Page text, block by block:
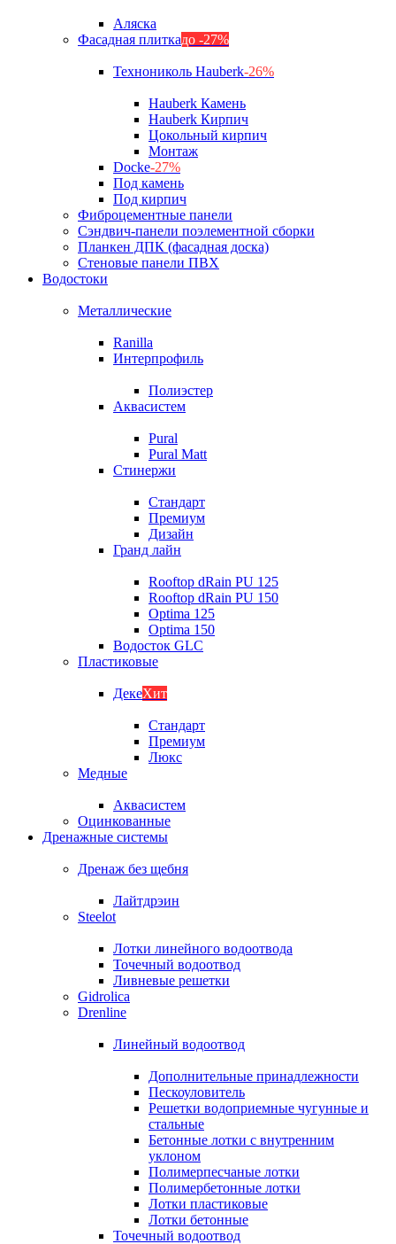
Аляска
Фасадная плиткадо -27%
Технониколь Hauberk-26%
Hauberk Камень
Hauberk Кирпич
Цокольный кирпич
Монтаж
Docke-27%
Под камень
Под кирпич
Фиброцементные панели
Сэндвич-панели поэлементной сборки
Планкен ДПК (фасадная доска)
Стеновые панели ПВХ
Водостоки
Металлические
Ranilla
Интерпрофиль
Полиэстер
Аквасистем
Pural
Pural Matt
Стинержи
Стандарт
Премиум
Дизайн
Гранд лайн
Rooftop dRain PU 125
Rooftop dRain PU 150
Optima 125
Optima 150
Водосток GLC
Пластиковые
ДекеХит
Стандарт
Премиум
Люкс
Медные
Аквасистем
Оцинкованные
Дренажные системы
Дренаж без щебня
Лайтдрэин
Steelot
Лотки линейного водоотвода
Точечный водоотвод
Ливневые решетки
Gidrolica
Drenline
Линейный водоотвод
Дополнительные принадлежности
Пескоуловитель
Решетки водоприемные чугунные и
стальные
Бетонные лотки с внутренним
уклоном
Полимерпесчаные лотки
Полимербетонные лотки
Лотки пластиковые
Лотки бетонные
Точечный водоотвод